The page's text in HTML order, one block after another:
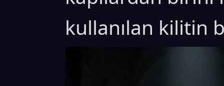
kullanılan kilitin